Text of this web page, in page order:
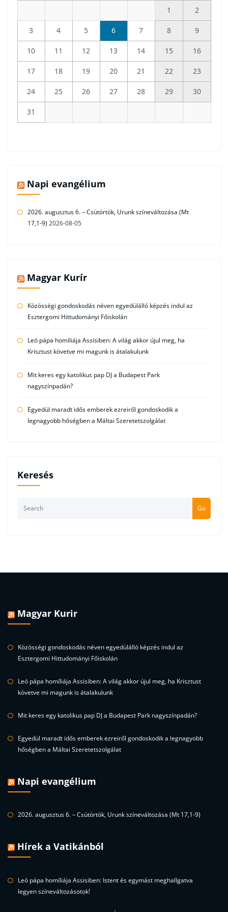
1
2
3 4 5 6 7 8 9
10 11 12 13 14 15 16
17 18 19 20 21 22 23
24 25 26 27 28 29 30
31
Napi evangélium
2026. augusztus 6. – Csütörtök, Urunk színeváltozása (Mt
17,1-9) 2026-08-05
Magyar Kurír
Közösségi gondoskodás néven egyedülálló képzés indul az
Esztergomi Hittudományi Főiskolán
Leó pápa homíliája Assisiben: A világ akkor újul meg, ha
Krisztust követve mi magunk is átalakulunk
Mit keres egy katolikus pap DJ a Budapest Park
nagyszínpadán?
Egyedül maradt idős emberek ezreiről gondoskodik a
legnagyobb hőségben a Máltai Szeretetszolgálat
Keresés
Go
Magyar Kurir
Közösségi gondoskodás néven egyedülálló képzés indul az
Esztergomi Hittudományi Főiskolán
Leó pápa homíliája Assisiben: A világ akkor újul meg, ha Krisztust
követve mi magunk is átalakulunk
Mit keres egy katolikus pap DJ a Budapest Park nagyszínpadán?
Egyedül maradt idős emberek ezreiről gondoskodik a legnagyobb
hőségben a Máltai Szeretetszolgálat
Napi evangélium
2026. augusztus 6. – Csütörtök, Urunk színeváltozása (Mt 17,1-9)
Hírek a Vatikánból
Leó pápa homíliája Assisiben: Istent és egymást meghallgatva
legyen színeváltozásotok!